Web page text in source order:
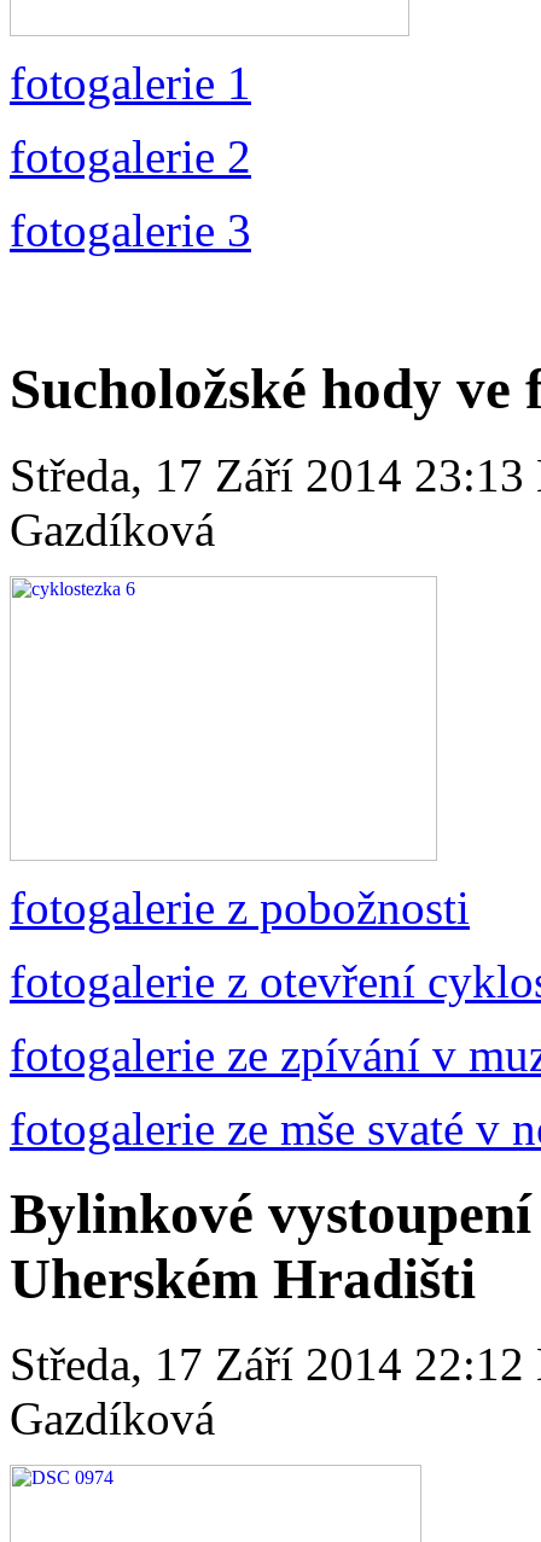
fotogalerie 1
fotogalerie 2
fotogalerie 3
Sucholožské hody
Středa, 17 Září 2014 23:13
Gazdíková
fotogalerie z pobožnosti
fotogalerie z otevření
fotogalerie ze zpívání v
fotogalerie ze mše svaté v
Bylinkové
Uherském Hradišti
Středa, 17 Září 2014 22:12
Gazdíková